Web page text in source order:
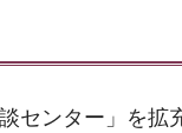
センター」を